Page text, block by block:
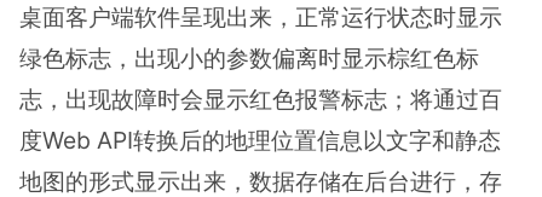
桌面客户端软件呈现出来，正常运行状态时显示
绿色标志，出现小的参数偏离时显示棕红色标
志，出现故障时会显示红色报警标志；将通过百
度Web API转换后的地理位置信息以文字和静态
地图的形式显示出来，数据存储在后台进行，存